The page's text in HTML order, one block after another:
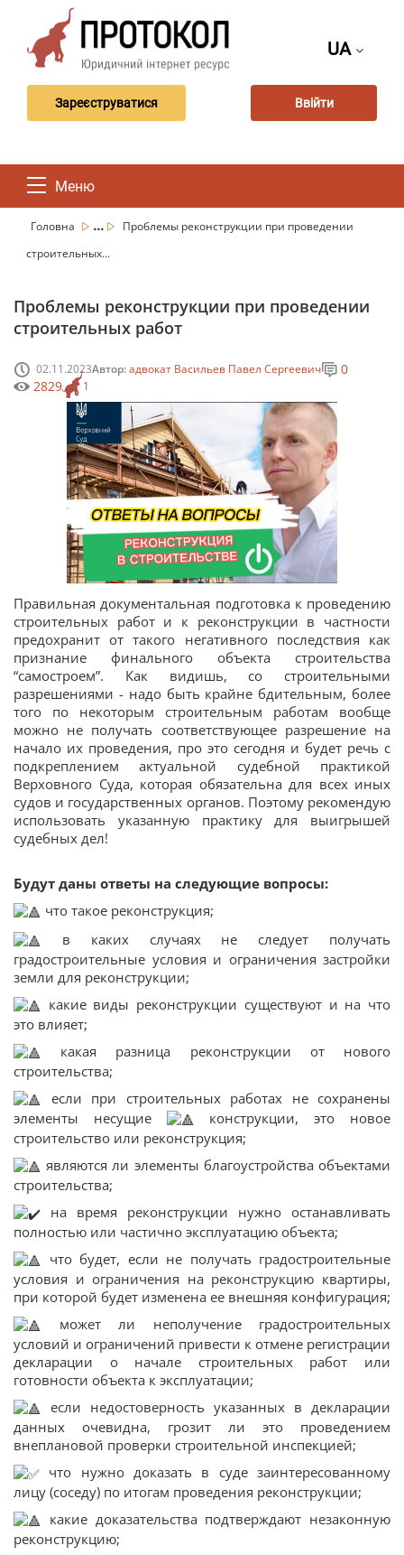
UA
Зареєструватися Ввійти
Меню
Головна ...
Проблемы реконструкции при проведении
строительных...
Проблемы реконструкции при проведении
строительных работ
02.11.2023Автор:адвокат Васильев Павел Сергеевич
1
0
2829
Правильная документальная подготовка к проведению
строительных работ и к реконструкции в частности
предохранит от такого негативного последствия как
признание финального объекта строительства
“самостроем”. Как видишь, со строительными
разрешениями - надо быть крайне бдительным, более
того по некоторым строительным работам вообще
можно не получать соответствующее разрешение на
начало их проведения, про это сегодня и будет речь с
подкреплением актуальной судебной практикой
Верховного Суда, которая обязательна для всех иных
судов и государственных органов. Поэтому рекомендую
использовать указанную практику для выигрышей
судебных дел!
Будут даны ответы на следующие вопросы:
что такое реконструкция;
в каких случаях не следует получать
градостроительные условия и ограничения застройки
земли для реконструкции;
какие виды реконструкции существуют и на что
это влияет;
какая разница реконструкции от нового
строительства;
если при строительных работах не сохранены
элементы несущие
конструкции, это новое
строительство или реконструкция;
являются ли элементы благоустройства объектами
строительства;
на время реконструкции нужно останавливать
полностью или частично эксплуатацию объекта;
что будет, если не получать градостроительные
условия и ограничения на реконструкцию квартиры,
при которой будет изменена ее внешняя конфигурация;
может ли неполучение градостроительных
условий и ограничений привести к отмене регистрации
декларации о начале строительных работ или
готовности объекта к эксплуатации;
если недостоверность указанных в декларации
данных очевидна, грозит ли это проведением
внеплановой проверки строительной инспекцией;
что нужно доказать в суде заинтересованному
лицу (соседу) по итогам проведения реконструкции;
какие доказательства подтверждают незаконную
реконструкцию;